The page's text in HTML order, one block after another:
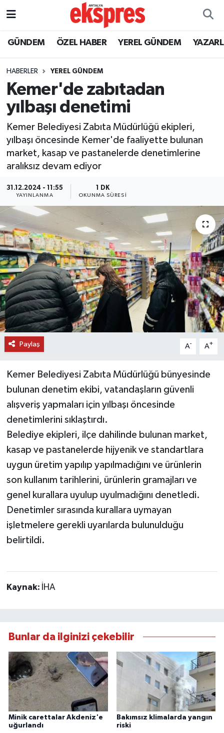
GÜNDEM ÖZEL HABER YEREL GÜNDEM
HABERLER YEREL GÜNDEM
Kemer'de zabıtadan
yılbaşı denetimi
Kemer Belediyesi Zabıta Müdürlüğü ekipleri,
yılbaşı öncesinde Kemer'de faaliyette bulunan
market, kasap ve pastanelerde denetimlerine
aralıksız devam ediyor
31.12.2024 - 11:55
YAYINLANMA
1 DK
OKUNMA SÜRESI
Paylaş A- A+
Kemer Belediyesi Zabıta Müdürlüğü bünyesinde
bulunan denetim ekibi, vatandaşların güvenli
alışveriş yapmaları için yılbaşı öncesinde
denetimlerini sıklaştırdı.
Belediye ekipleri, ilçe dahilinde bulunan market,
kasap ve pastanelerde hijyenik ve standartlara
uygun üretim yapılıp yapılmadığını ve ürünlerin
son kullanım tarihlerini, ürünlerin gramajları ve
genel kurallara uyulup uyulmadığını denetledi.
Denetimler sırasında kurallara uymayan
işletmelere gerekli uyarılarda bulunulduğu
belirtildi.
Kaynak: İHA
Bunlar da ilginizi çekebilir
Minik carettalar Akdeniz'e
uğurlandı
Bakımsız klimalarda yangın
riski
ÖZEL HABER
YEREL GÜNDEM
EKONOMİ
KÜLTÜR - SANAT
SPOR
SİYASET
SAĞLIK
DÜNYA
EĞİTİM
TURİZM
RÖPORTAJ
VİDEO HABERLER
YAZARLAR
MAGAZİN
Nöbetçi Eczaneler
Trafik Durumu
Süper Lig Puan Durumu ve Fikstür
Tüm Manşetler
Son Dakika Haberleri
Haber Arşivi